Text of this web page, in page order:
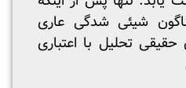
شیئی شدگی عاری
تحلیل با اعتباری